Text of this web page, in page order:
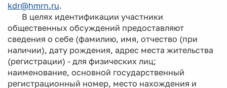
kdr@hmrn.ru.
В целях идентификации участники
общественных обсуждений предоставляют
сведения о себе (фамилию, имя, отчество (при
наличии), дату рождения, адрес места жительства
(регистрации) - для физических лиц;
наименование, основной государственный
регистрационный номер, место нахождения и